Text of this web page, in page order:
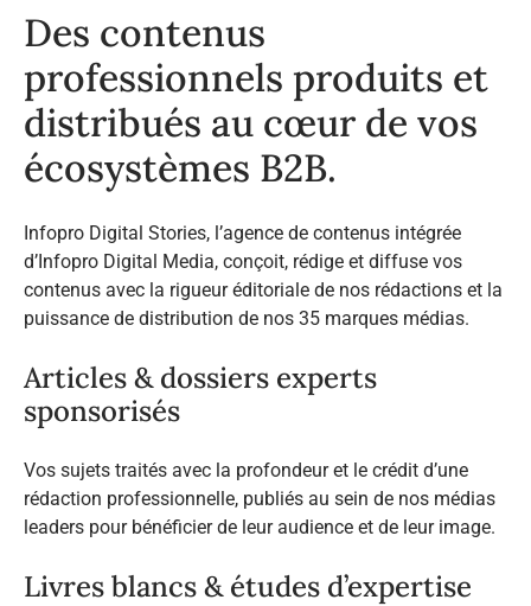
Des contenus
professionnels produits et
distribués au cœur de vos
écosystèmes B2B.
Infopro Digital Stories, l’agence de contenus intégrée
d’Infopro Digital Media, conçoit, rédige et diffuse vos
contenus avec la rigueur éditoriale de nos rédactions et la
puissance de distribution de nos 35 marques médias.
Articles & dossiers experts
sponsorisés
Vos sujets traités avec la profondeur et le crédit d’une
rédaction professionnelle, publiés au sein de nos médias
leaders pour bénéficier de leur audience et de leur image.
Livres blancs & études d’expertise